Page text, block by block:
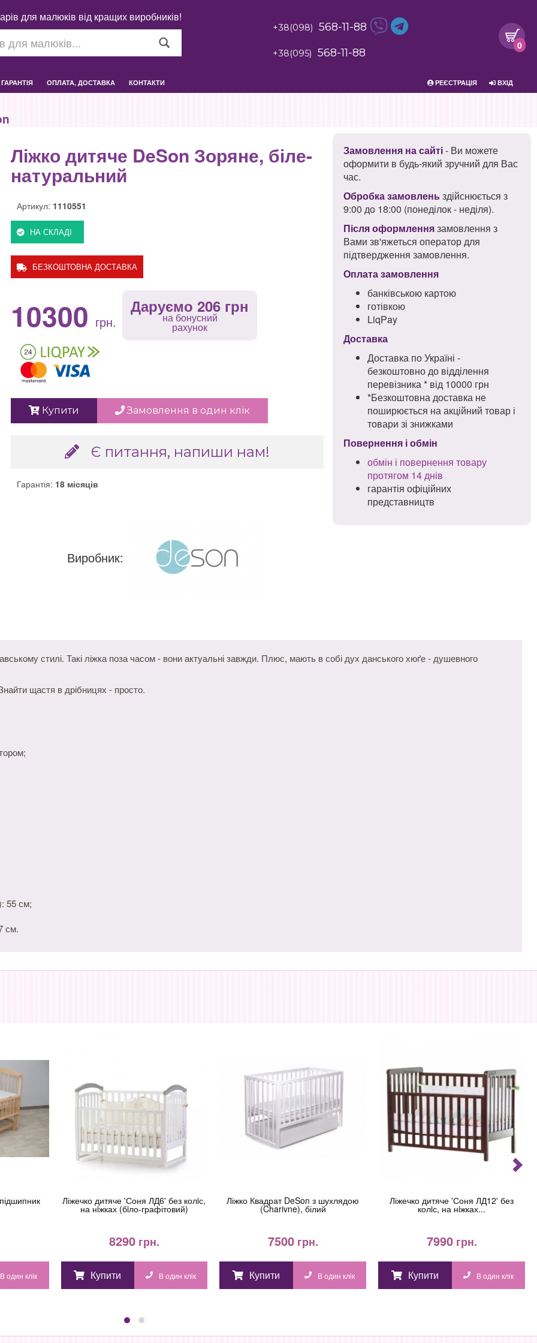
для малюків від кращих виробників!
+38(098) 568-11-88
+38(095) 568-11-88
0
ГАРАНТІЯ ОПЛАТА, ДОСТАВКА КОНТАКТИ РЕЄСТРАЦІЯ ВХІД
Ліжко дитяче DeSon Зоряне, біле-
натуральний
Артикул: 1110551
НА СКЛАДІ
БЕЗКОШТОВНА ДОСТАВКА
10300 грн.
Даруємо 206 грн
на бонусний
рахунок
Купити Замовлення в один клік
Є питання, напиши нам!
Гарантія: 18 місяців
Виробник:
Замовлення на сайті- Ви можете
оформити в будь-який зручний для Вас
час.
Обробка замовленьздійснюється з
9:00 до 18:00 (понеділок - неділя).
Після оформленнязамовлення з
Вами зв'яжеться оператор для
підтвердження замовлення.
Оплата замовлення
банківською картою
готівкою
LiqPay
Доставка
Доставка по Україні -
безкоштовно до відділення
перевізника * від 10000 грн
*Безкоштовна доставка не
поширюється на акційний товар і
товари зі знижками
Повернення і обмін
обмін і повернення товару
протягом 14 днів
гарантія офіційних
представництв
стилі. Такі ліжка поза часом - вони актуальні завжди. Плюс, мають в собі дух данського хюґе - душевного
щастя в дрібницях - просто.
55 см;
см.
В один клік
Ліжечко дитяче 'Соня ЛД6' без колiс,
на нiжках (бiло-графітовий)
8290грн.
Купити В один клік
Ліжко Квадрат DeSon з шухлядою
(Charivne), білий
7500грн.
Купити В один клік
Ліжечко дитяче 'Соня ЛД12' без
колiс, на нiжках...
7990грн.
Купити В один клік